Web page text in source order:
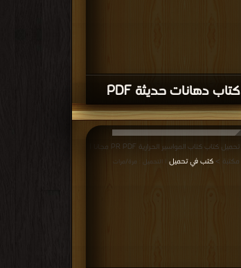
كتاب دهانات حديثة PDF
قراءة و تحميل كتاب كتاب المواسير الحرارية PR PDF مجانا |
مكتبة > كتب في تحميل | التحميل : مرة/مرات